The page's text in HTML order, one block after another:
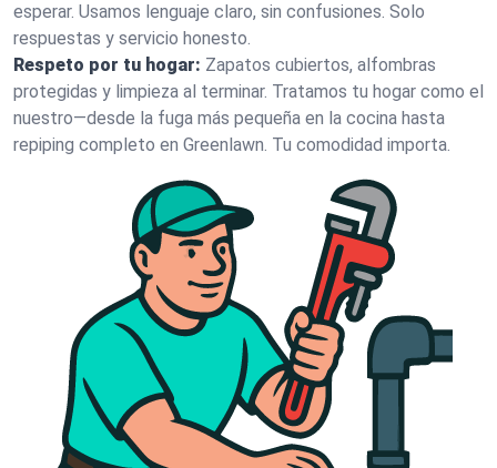
esperar. Usamos lenguaje claro, sin confusiones. Solo
respuestas y servicio honesto.
Respeto por tu hogar: Zapatos cubiertos, alfombras
protegidas y limpieza al terminar. Tratamos tu hogar como el
nuestro—desde la fuga más pequeña en la cocina hasta
repiping completo en Greenlawn. Tu comodidad importa.